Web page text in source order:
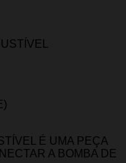
É UMA PEÇA
A BOMBA DE